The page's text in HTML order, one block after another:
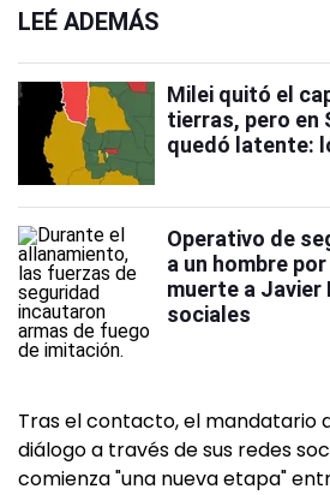
LEÉ ADEMÁS
Milei quitó el
tierras, pero en
quedó latente:
Operativo de
a un hombre
muerte a Javier
sociales
Tras el contacto, el mandatario
diálogo a través de sus redes
comienza "una nueva etapa"